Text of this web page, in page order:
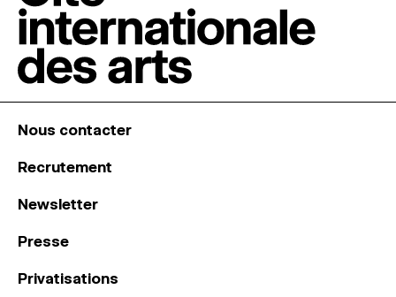
Nous contacter
Recrutement
Newsletter
Presse
Privatisations